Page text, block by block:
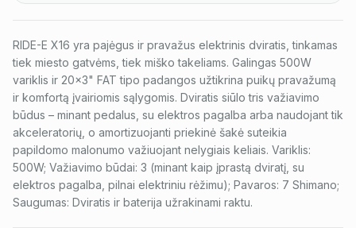
RIDE-E X16 yra pajėgus ir pravažus elektrinis dviratis, tinkamas
tiek miesto gatvėms, tiek miško takeliams. Galingas 500W
variklis ir 20x3" FAT tipo padangos užtikrina puikų pravažumą
ir komfortą įvairiomis sąlygomis. Dviratis siūlo tris važiavimo
būdus – minant pedalus, su elektros pagalba arba naudojant tik
akceleratorių, o amortizuojanti priekinė šakė suteikia
papildomo malonumo važiuojant nelygiais keliais. Variklis:
500W; Važiavimo būdai: 3 (minant kaip įprastą dviratį, su
elektros pagalba, pilnai elektriniu rėžimu); Pavaros: 7 Shimano;
Saugumas: Dviratis ir baterija užrakinami raktu.